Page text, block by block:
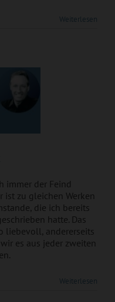
Weiterlesen
immer der Feind
ist zu gleichen Werken
die ich bereits
hatte. Das
liebevoll, andererseits
es aus jeder zweiten
Weiterlesen